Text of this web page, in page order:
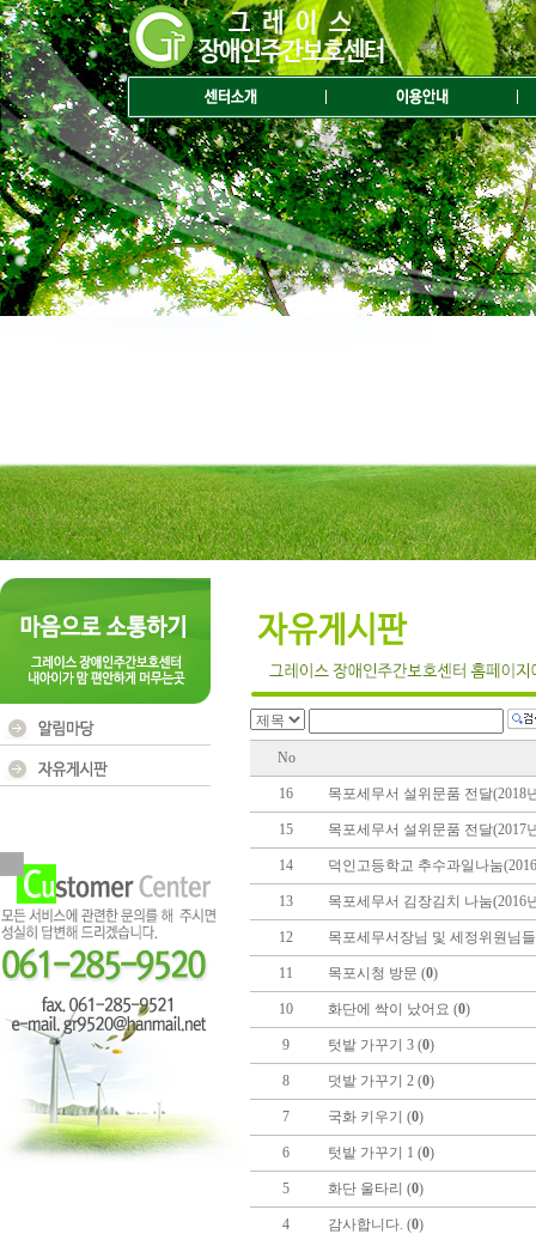
No
16 목포세무서 설위문품 전달(2018
15 목포세무서 설위문품 전달(2017
14 덕인고등학교 추수과일나눔
13 목포세무서 김장김치 나눔(2016
12 목포세무서장님 및 세정위원님
11 목포시청 방문 (0)
10 화단에 싹이 났어요 (0)
9 텃밭 가꾸기 3 (0)
8 덧밭 가꾸기 2 (0)
7 국화 키우기 (0)
6 텃밭 가꾸기 1 (0)
5 화단 울타리 (0)
4 감사합니다. (0)